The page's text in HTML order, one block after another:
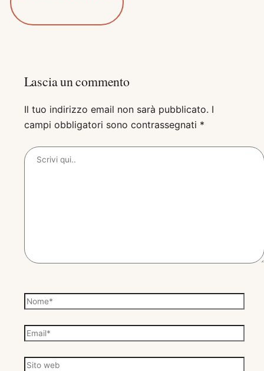
Lascia un commento
Il tuo indirizzo email non sarà pubblicato. I
campi obbligatori sono contrassegnati *
Scrivi
N
m
*
E
aS